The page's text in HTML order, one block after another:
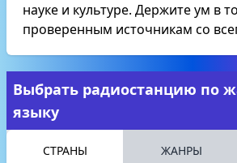
науке и культуре. Держите ум в
проверенным источникам со
Выбрать радиостанцию по
языку
СТРАНЫ ЖАНРЫ